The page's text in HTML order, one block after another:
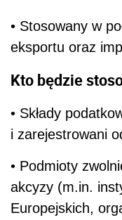
• Stosowany w
eksportu oraz
Kto będzie
• Składy
i zarejestrowani
• Podmioty
akcyzy (m.in.
Europejskich,